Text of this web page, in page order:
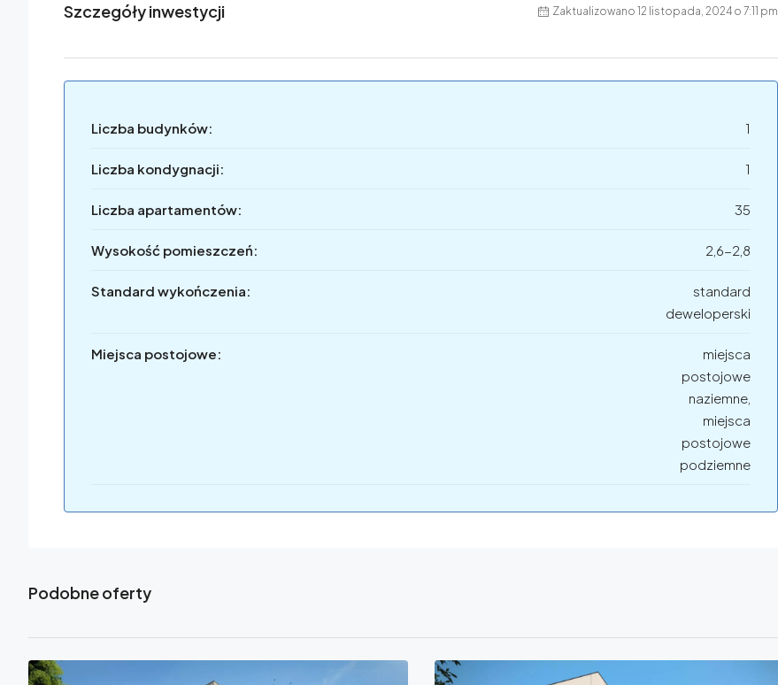
Szczegóły inwestycji Zaktualizowano 12 listopada, 2024 o 7:11 pm
Liczba budynków: 1
Liczba kondygnacji: 1
Liczba apartamentów: 35
Wysokość pomieszczeń: 2,6-2,8
Standard wykończenia:
standard
deweloperski
Miejsca postojowe:
miejsca
postojowe
naziemne,
miejsca
postojowe
podziemne
Podobne oferty